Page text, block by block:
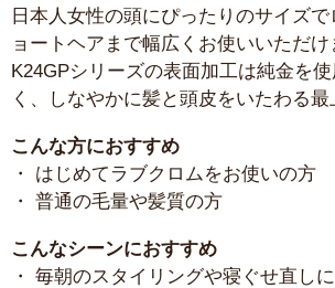
日本人女性の頭にぴったりのサイズ
ョートヘアまで幅広くお使いいただけ
K24GPシリーズの表面加工は純金を
く、しなやかに髪と頭皮をいたわる最
こんな方におすすめ
・ はじめてラブクロムをお使いの方
・ 普通の毛量や髪質の方
こんなシーンにおすすめ
・ 毎朝のスタイリングや寝ぐせ直しに